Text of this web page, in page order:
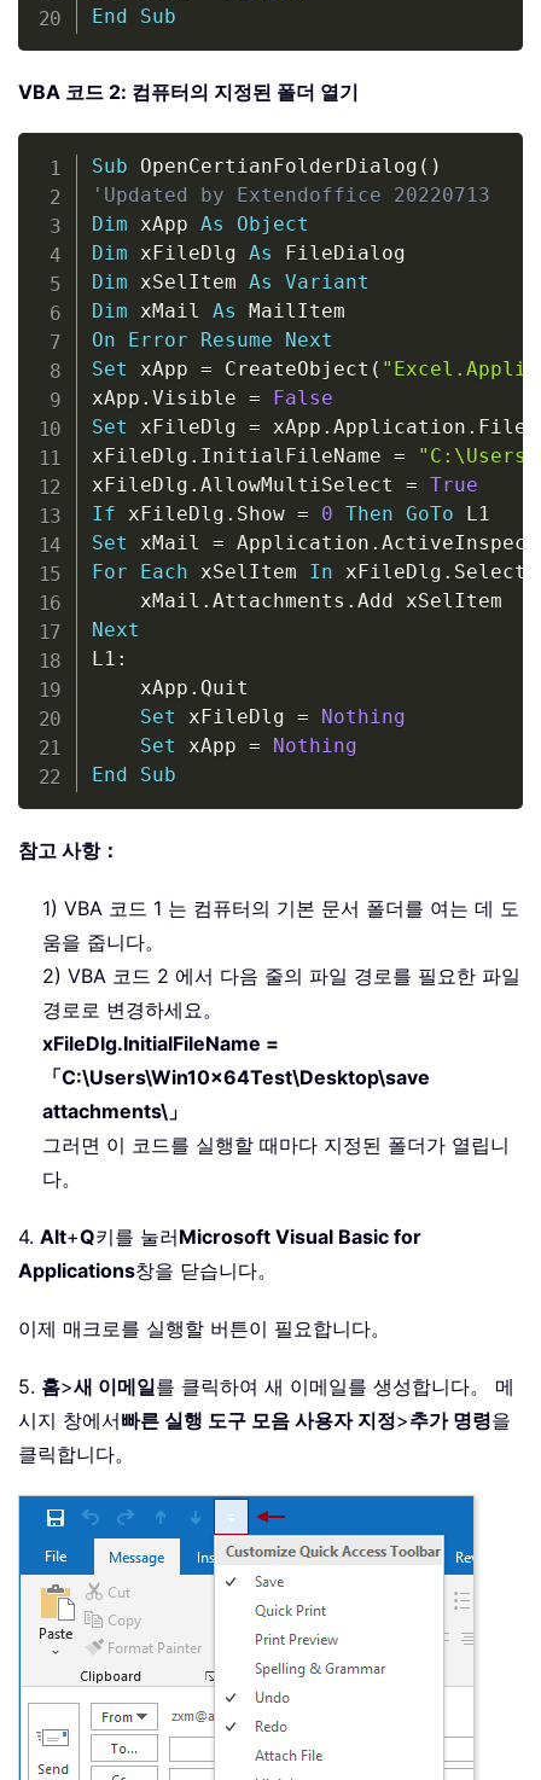
End
Sub
VBA 코드 2: 컴퓨터의 지정된 폴더 열기
Sub OpenCertianFolderDialog ( )
'Updated by Extendoffice 20220713
Dim xApp As
Object
Dim xFileDlg As
Dim xSelItem As
Variant
Dim xMail As
On
Error Resume
Next
Set xApp = CreateObject (
xApp . Visible =
False
Set xFileDlg = xApp . Application .
xFileDlg . InitialFileName =
xFileDlg . AllowMultiSelect = True
If xFileDlg . Show = 0 Then GoTo
Set xMail = Application .
For
Each xSelItem In xFileDlg .
    xMail
. Attachments .
Next
L1 :
    xApp
. Quit
Set xFileDlg =
Nothing
Set xApp =
Nothing
End
Sub
Copy
참고 사항：
1) VBA 코드 1 는 컴퓨터의 기본 문서 폴더를 여는 데 도
움을 줍니다。
2) VBA 코드 2 에서 다음 줄의 파일 경로를 필요한 파일
경로로 변경하세요。
xFileDlg.InitialFileName =
「C:\Users\Win10x64Test\Desktop\save
attachments\」
그러면 이 코드를 실행할 때마다 지정된 폴더가 열립니
다。
4. Alt+Q키를 눌러Microsoft Visual Basic for
Applications창을 닫습니다。
이제 매크로를 실행할 버튼이 필요합니다。
5. 홈>새 이메일를 클릭하여 새 이메일를 생성합니다。 메
시지 창에서빠른 실행 도구 모음 사용자 지정>추가 명령을
클릭합니다。